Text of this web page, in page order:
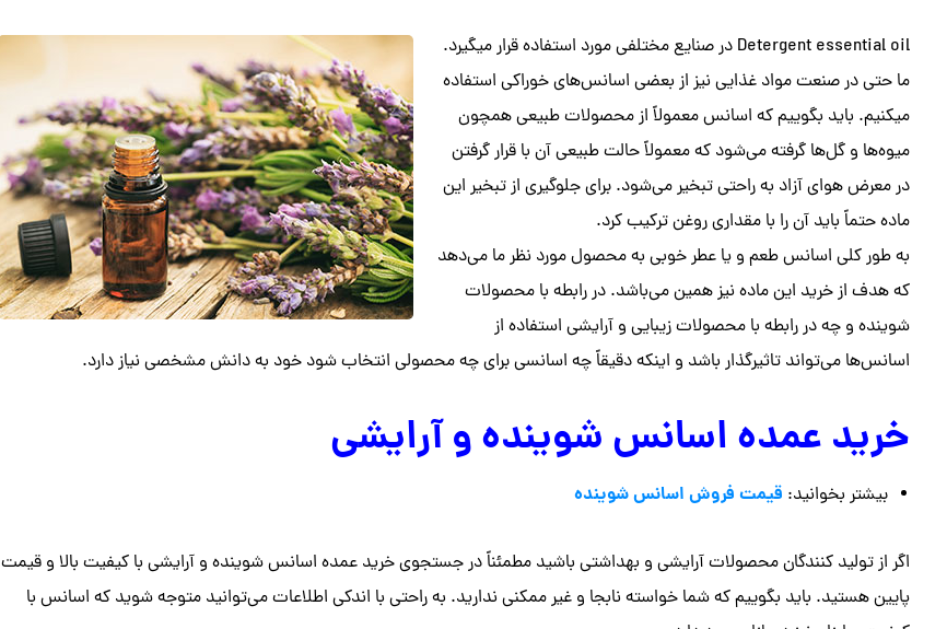
Detergent essential oil در صنایع مختلفی مورد استفاده قرار میگیرد.
ما حتی در صنعت مواد غذایی نیز از بعضی اسانس‌های خوراکی استفاده
میکنیم. باید بگوییم که اسانس معمولاً از محصولات طبیعی همچون
میوه‌ها و گل‌ها گرفته می‌شود که معمولاً حالت طبیعی آن با قرار گرفتن
در معرض هوای آزاد به راحتی تبخیر می‌شود. برای جلوگیری از تبخیر این
ماده حتماً باید آن را با مقداری روغن ترکیب کرد.
به طور کلی اسانس طعم و یا عطر خوبی به محصول مورد نظر ما می‌دهد
که هدف از خرید این ماده نیز همین می‌باشد. در رابطه با محصولات
شوینده و چه در رابطه با محصولات زیبایی و آرایشی استفاده از
اسانس‌ها می‌تواند تاثیرگذار باشد و اینکه دقیقاً چه اسانسی برای چه محصولی انتخاب شود خود به دانش مشخصی نیاز دارد.
خرید عمده اسانس شوینده و آرایشی
بیشتر بخوانید: قیمت فروش اسانس شوینده
اگر از تولید کنندگان محصولات آرایشی و بهداشتی باشید مطمئناً در جستجوی خرید عمده اسانس شوینده و آرایشی با کیفیت بالا و قیمت
پایین هستید. باید بگوییم که شما خواسته نابجا و غیر ممکنی ندارید. به راحتی با اندکی اطلاعات می‌توانید متوجه شوید که اسانس با